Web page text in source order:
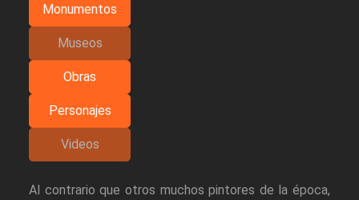
Monumentos
Museos
Obras
Personajes
Videos
Al contrario que otros muchos pintores de la época,